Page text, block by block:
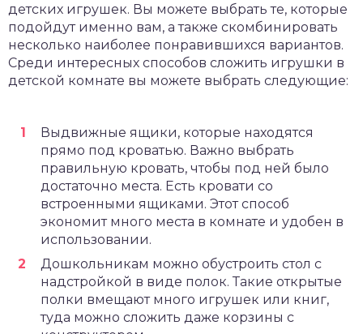
детских игрушек. Вы можете выбрать те, которые
подойдут именно вам, а также скомбинировать
несколько наиболее понравившихся вариантов.
Среди интересных способов сложить игрушки в
детской комнате вы можете выбрать следующие:
Выдвижные ящики, которые находятся
прямо под кроватью. Важно выбрать
правильную кровать, чтобы под ней было
достаточно места. Есть кровати со
встроенными ящиками. Этот способ
экономит много места в комнате и удобен в
использовании.
Дошкольникам можно обустроить стол с
надстройкой в виде полок. Такие открытые
полки вмещают много игрушек или книг,
туда можно сложить даже корзины с